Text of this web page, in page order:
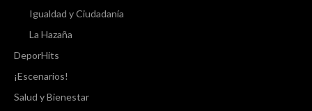
Igualdad y Ciudadanía
La Hazaña
DeporHits
¡Escenarios!
Salud y Bienestar